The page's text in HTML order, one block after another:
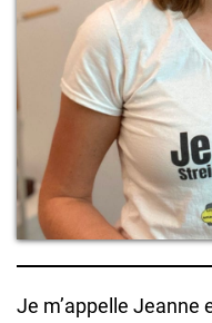
Je m’appelle Jeanne